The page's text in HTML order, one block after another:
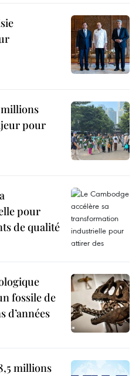
millions
pour
pour
de qualité
fossile de
d’années
millions